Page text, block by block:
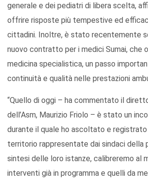
generale e dei pediatri di libera scelta,
offrire risposte più tempestive ed
cittadini. Inoltre, è stato recentemente
nuovo contratto per i medici Sumai, che
medicina specialistica, un passo
continuità e qualità nelle prestazioni
“Quello di oggi – ha commentato il
dell’Asm, Maurizio Friolo – è stato un
durante il quale ho ascoltato e registrato
territorio rappresentate dai sindaci della
sintesi delle loro istanze, calibreremo al
interventi già in programma e quelli da